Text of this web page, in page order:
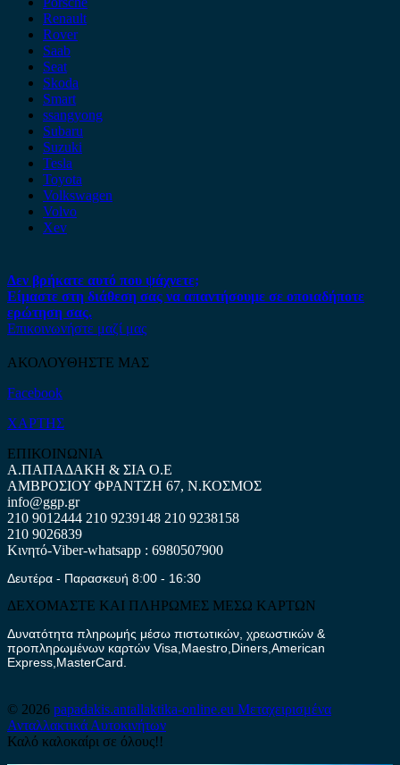
Renault
Rover
Saab
Seat
Skoda
Smart
ssangyong
Subaru
Suzuki
Tesla
Toyota
Volkswagen
Volvo
Xev
Δεν βρήκατε αυτό που ψάχνετε;
Είμαστε στη διάθεση σας να απαντήσουμε σε οποιαδήποτε
ερώτηση σας.
Επικοινωνήστε μαζί μας
ΑΚΟΛΟΥΘΗΣΤΕ ΜΑΣ
Facebook
ΧΑΡΤΗΣ
ΕΠΙΚΟΙΝΩΝΙΑ
Α.ΠΑΠΑΔΑΚΗ & ΣΙΑ Ο.Ε
ΑΜΒΡΟΣΙΟΥ ΦΡΑΝΤΖΗ 67, Ν.ΚΟΣΜΟΣ
info@ggp.gr
210 9012444 210 9239148 210 9238158
210 9026839
Κινητό-Viber-whatsapp : 6980507900
Δευτέρα - Παρασκευή 8:00 - 16:30
ΔΕΧΟΜΑΣΤΕ ΚΑΙ ΠΛΗΡΩΜΕΣ ΜΕΣΩ ΚΑΡΤΩΝ
Δυνατότητα πληρωμής μέσω πιστωτικών, χρεωστικών &
προπληρωμένων καρτών Visa,Maestro,Diners,American
Express,MasterCard.
© 2026 papadakis.antallaktika-online.eu Μεταχειρισμένα
Ανταλλακτικά Αυτοκινήτων
Καλό καλοκαίρι σε όλους!!